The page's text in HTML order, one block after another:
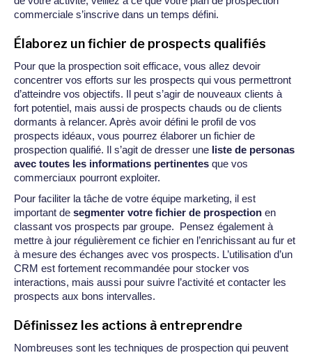
commerciale s’inscrive dans un temps défini.
Élaborez un fichier de prospects qualifiés
Pour que la prospection soit efficace, vous allez devoir
concentrer vos efforts sur les prospects qui vous permettront
d’atteindre vos objectifs. Il peut s’agir de nouveaux clients à
fort potentiel, mais aussi de prospects chauds ou de clients
dormants à relancer. Après avoir défini le profil de vos
prospects idéaux, vous pourrez élaborer un fichier de
prospection qualifié. Il s’agit de dresser une liste de personas
avec toutes les informations pertinentes que vos
commerciaux pourront exploiter.
Pour faciliter la tâche de votre équipe marketing, il est
important de segmenter votre fichier de prospection en
classant vos prospects par groupe. Pensez également à
mettre à jour régulièrement ce fichier en l’enrichissant au fur et
à mesure des échanges avec vos prospects. L’utilisation d’un
CRM est fortement recommandée pour stocker vos
interactions, mais aussi pour suivre l’activité et contacter les
prospects aux bons intervalles.
Définissez les actions à entreprendre
Nombreuses sont les techniques de prospection qui peuvent